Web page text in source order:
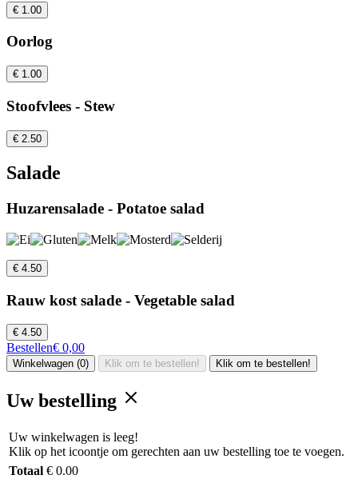
€ 1.00
Oorlog
€ 1.00
Stoofvlees - Stew
€ 2.50
Salade
Huzarensalade - Potatoe salad
€ 4.50
Rauw kost salade - Vegetable salad
€ 4.50
Bestellen€ 0,00
Winkelwagen (0) Klik om te bestellen! Klik om te bestellen!
Uw bestelling
Uw winkelwagen is leeg!
Klik op het icoontje om gerechten aan uw bestelling toe te voegen.
Totaal € 0.00